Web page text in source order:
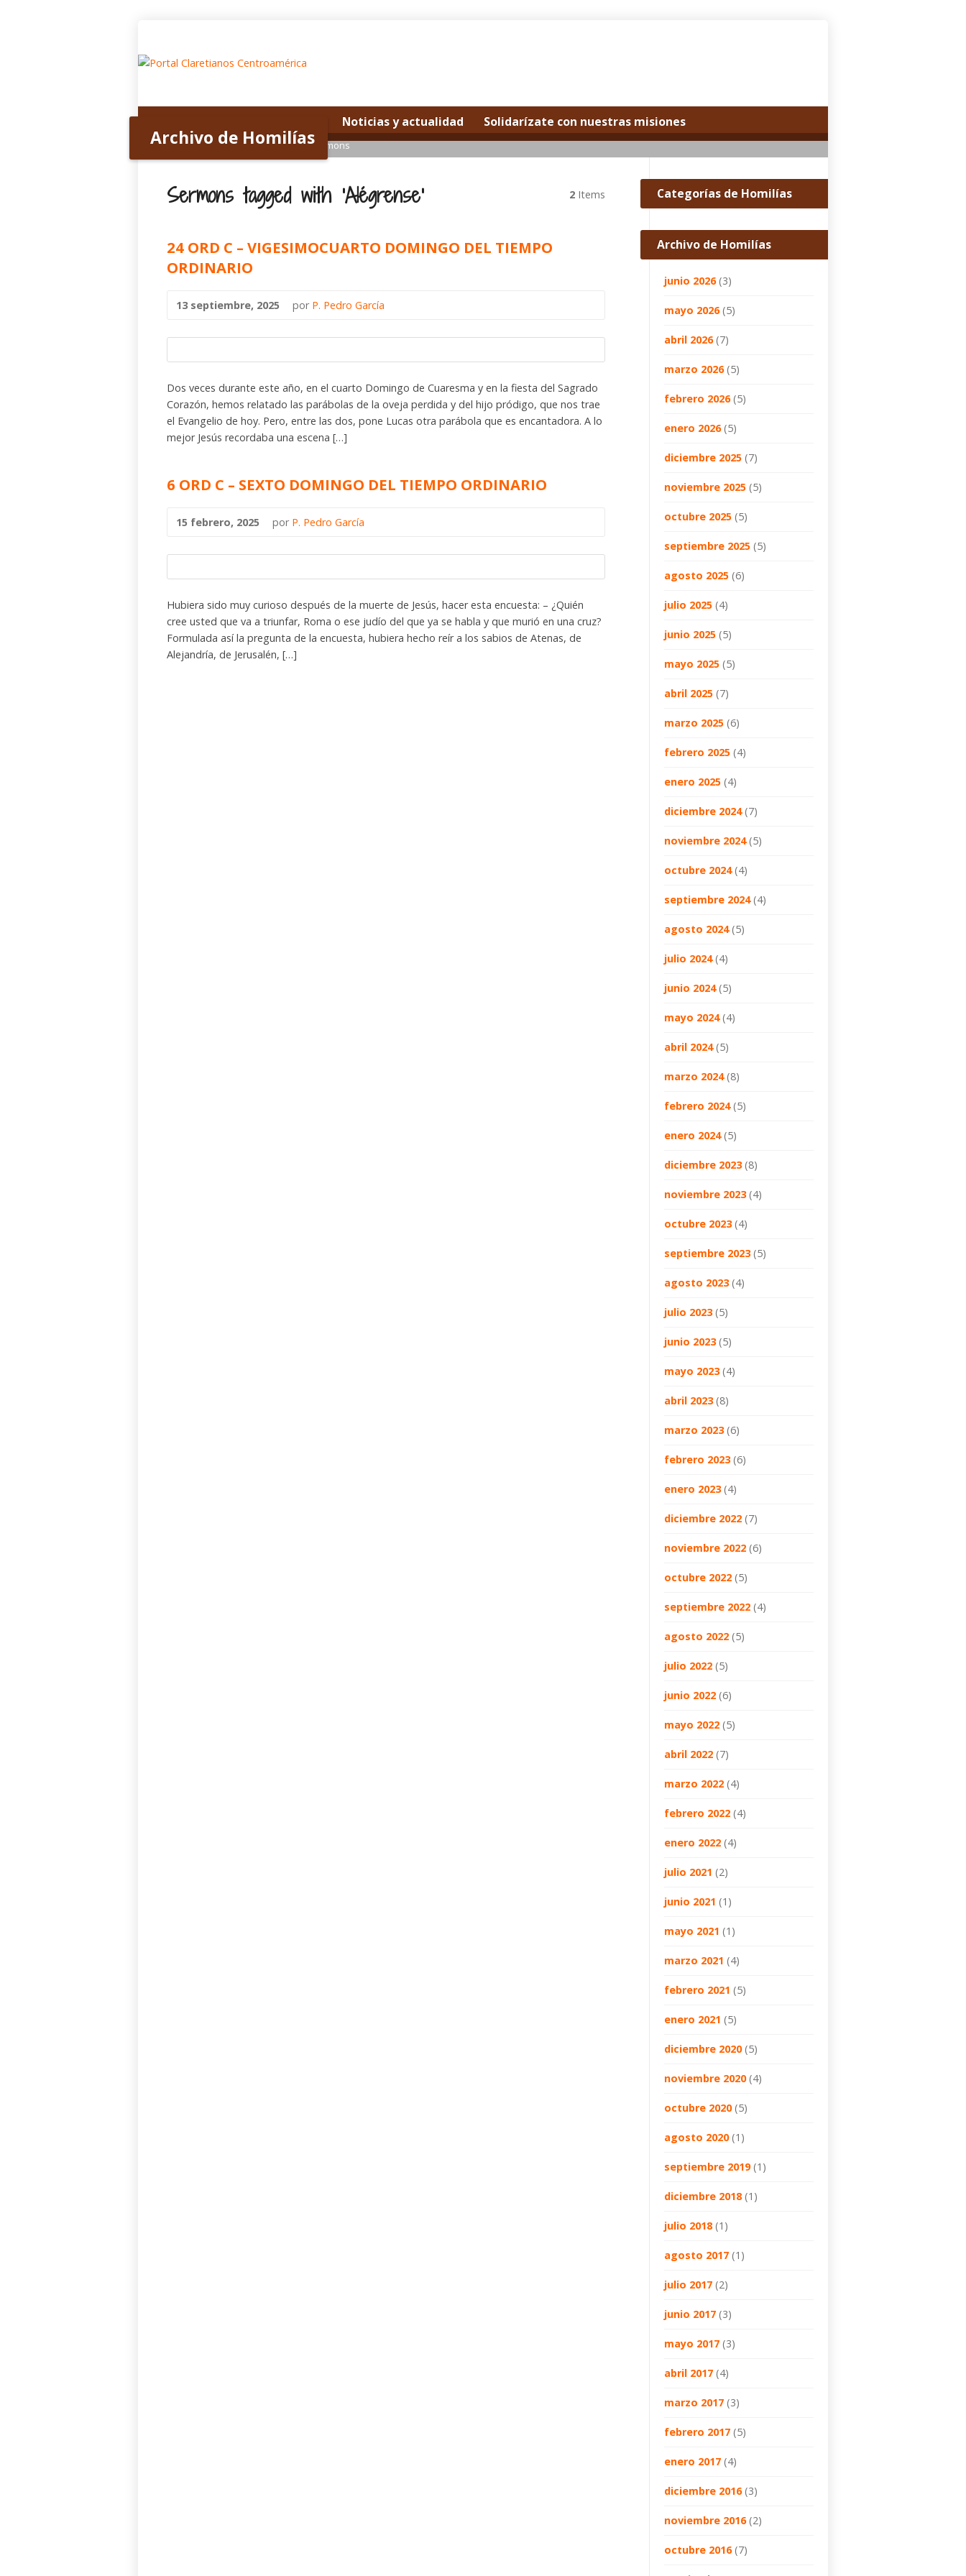
Noticias y actualidad Solidarízate con nuestras misiones
Archivo de Homilías
Home> Archivo de Homilías> Tagged Sermons
Sermons tagged with ‘Alégrense’ 2 Items
24 ORD C – VIGESIMOCUARTO DOMINGO DEL TIEMPO
ORDINARIO
13 septiembre, 2025 por P. Pedro García
Dos veces durante este año, en el cuarto Domingo de Cuaresma y en la fiesta del Sagrado
Corazón, hemos relatado las parábolas de la oveja perdida y del hijo pródigo, que nos trae
el Evangelio de hoy. Pero, entre las dos, pone Lucas otra parábola que es encantadora. A lo
mejor Jesús recordaba una escena […]
6 ORD C – SEXTO DOMINGO DEL TIEMPO ORDINARIO
15 febrero, 2025 por P. Pedro García
Hubiera sido muy curioso después de la muerte de Jesús, hacer esta encuesta: – ¿Quién
cree usted que va a triunfar, Roma o ese judío del que ya se habla y que murió en una cruz?
Formulada así la pregunta de la encuesta, hubiera hecho reír a los sabios de Atenas, de
Alejandría, de Jerusalén, […]
Categorías de Homilías
Archivo de Homilías
junio 2026(3)
mayo 2026(5)
abril 2026(7)
marzo 2026(5)
febrero 2026(5)
enero 2026(5)
diciembre 2025 (7)
noviembre 2025 (5)
octubre 2025 (5)
septiembre 2025 (5)
agosto 2025 (6)
julio 2025 (4)
junio 2025 (5)
mayo 2025 (5)
abril 2025 (7)
marzo 2025 (6)
febrero 2025 (4)
enero 2025 (4)
diciembre 2024(7)
noviembre 2024(5)
octubre 2024(4)
septiembre 2024(4)
agosto 2024(5)
julio 2024(4)
junio 2024(5)
mayo 2024(4)
abril 2024(5)
marzo 2024(8)
febrero 2024(5)
enero 2024(5)
diciembre 2023(8)
noviembre 2023(4)
octubre 2023(4)
septiembre 2023(5)
agosto 2023(4)
julio 2023(5)
junio 2023(5)
mayo 2023(4)
abril 2023(8)
marzo 2023(6)
febrero 2023(6)
enero 2023(4)
diciembre 2022 (7)
noviembre 2022 (6)
octubre 2022 (5)
septiembre 2022 (4)
agosto 2022 (5)
julio 2022 (5)
junio 2022 (6)
mayo 2022 (5)
abril 2022 (7)
marzo 2022 (4)
febrero 2022 (4)
enero 2022 (4)
julio 2021 (2)
junio 2021 (1)
mayo 2021 (1)
marzo 2021 (4)
febrero 2021 (5)
enero 2021 (5)
diciembre 2020(5)
noviembre 2020(4)
octubre 2020(5)
agosto 2020(1)
septiembre 2019(1)
diciembre 2018(1)
julio 2018(1)
agosto 2017 (1)
julio 2017 (2)
junio 2017 (3)
mayo 2017 (3)
abril 2017 (4)
marzo 2017 (3)
febrero 2017 (5)
enero 2017 (4)
diciembre 2016(3)
noviembre 2016(2)
octubre 2016(7)